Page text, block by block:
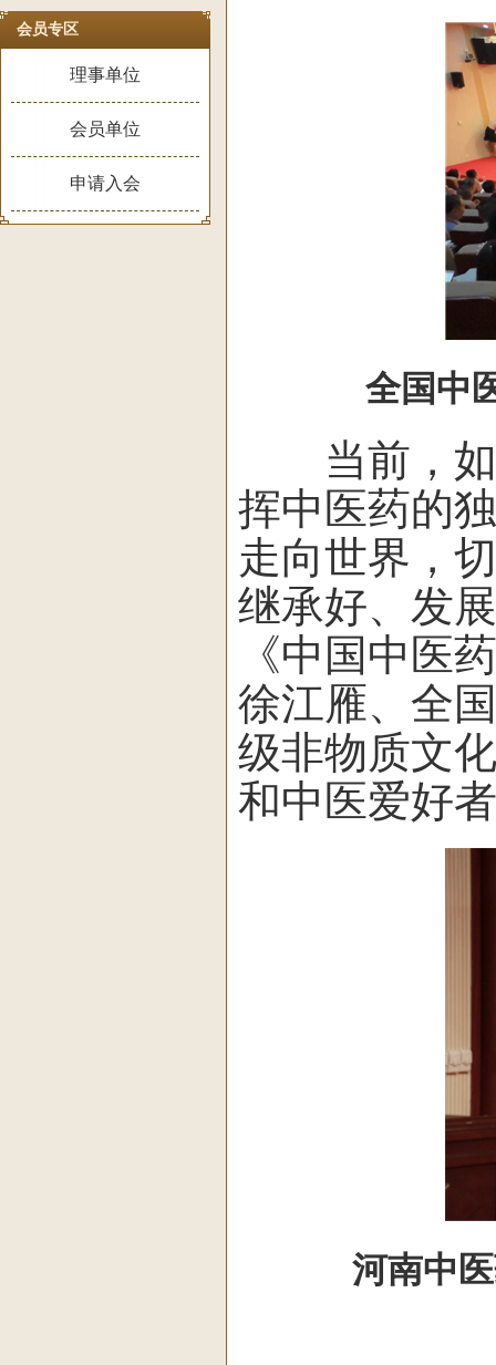
会员专区
理事单位
会员单位
申请入会
全国中
当前，如
挥中医药的
走向世界，
继承好、发
《中国中医
徐江雁、全
级非物质文
和中医爱好
河南中医